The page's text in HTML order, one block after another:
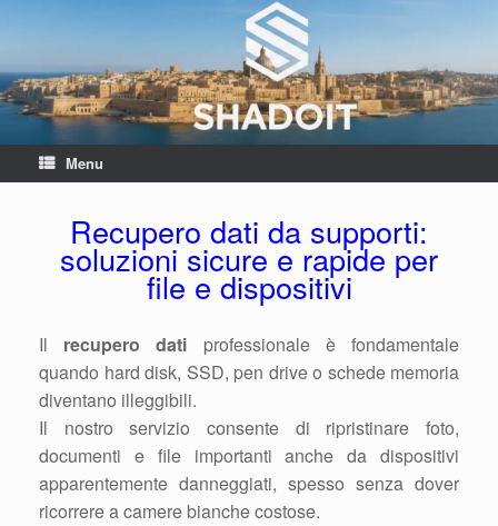
Menu
Recupero dati da supporti:
soluzioni sicure e rapide per
file e dispositivi
Il recupero dati professionale è fondamentale
quando hard disk, SSD, pen drive o schede memoria
diventano illeggibili.
Il nostro servizio consente di ripristinare foto,
documenti e file importanti anche da dispositivi
apparentemente danneggiati, spesso senza dover
ricorrere a camere bianche costose.